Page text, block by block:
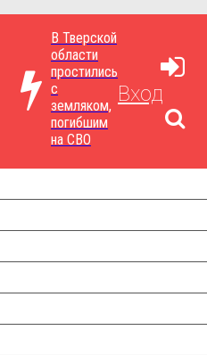
В Тверской
области
простились
с
земляком,
погибшим
на СВО
Вход